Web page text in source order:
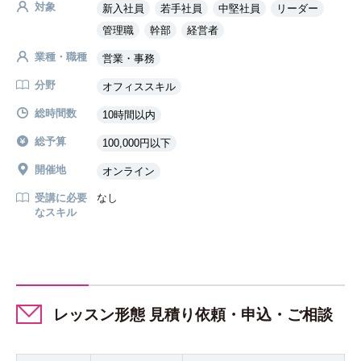
対象 新入社員 若手社員 中堅社員
リーダー
管理職
幹部 経営者
業種・職種 営業・事務
分野 オフィススキル
総時間数 10時間以内
総予算 100,000円以下
開催地 オンライン
受講に必要
なスキル
なし
レッスン形態 見積り依頼・申込・ご相談